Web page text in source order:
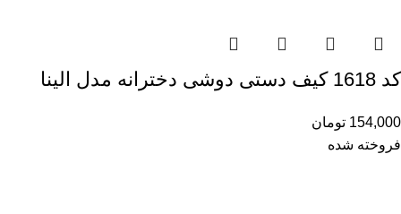
کد 1618 کیف دستی دوشی دخترانه مدل الینا
154,000 تومان
فروخته شده